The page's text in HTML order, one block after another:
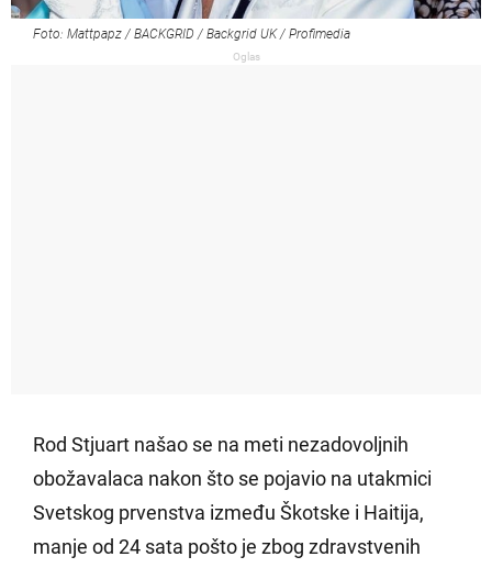
Foto: Mattpapz / BACKGRID / Backgrid UK / Profimedia
Oglas
Rod Stjuart našao se na meti nezadovoljnih
obožavalaca nakon što se pojavio na utakmici
Svetskog prvenstva između Škotske i Haitija,
manje od 24 sata pošto je zbog zdravstvenih